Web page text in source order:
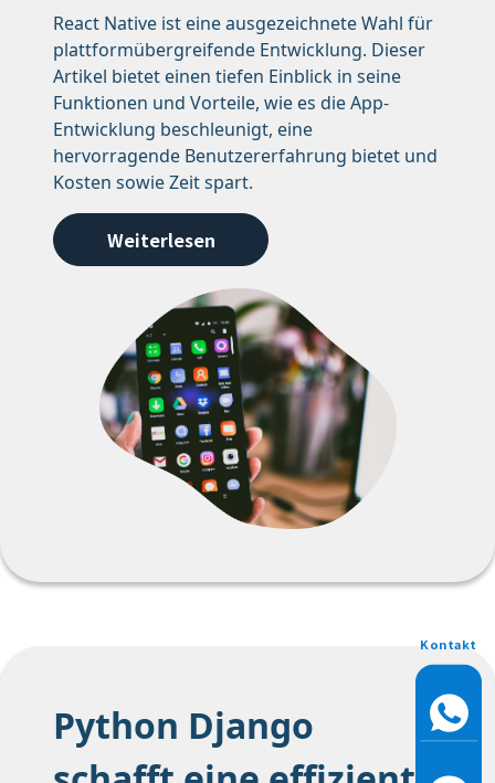
React Native ist eine ausgezeichnete Wahl für
plattformübergreifende Entwicklung. Dieser
Artikel bietet einen tiefen Einblick in seine
Funktionen und Vorteile, wie es die App-
Entwicklung beschleunigt, eine
hervorragende Benutzererfahrung bietet und
Kosten sowie Zeit spart.
Weiterlesen
Python Django
Kontakt